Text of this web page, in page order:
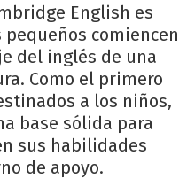
English es
comiencen
del inglés de una
Como el primero
a los niños,
base sólida para
sus habilidades
de apoyo.